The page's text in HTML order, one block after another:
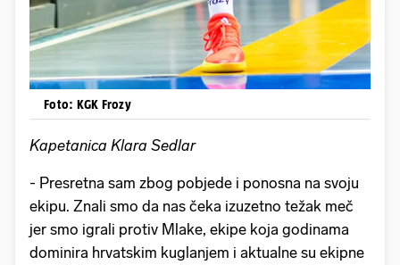
Foto: KGK Frozy
Kapetanica Klara Sedlar
- Presretna sam zbog pobjede i ponosna na svoju
ekipu. Znali smo da nas čeka izuzetno težak meč
jer smo igrali protiv Mlake, ekipe koja godinama
dominira hrvatskim kuglanjem i aktualne su ekipne